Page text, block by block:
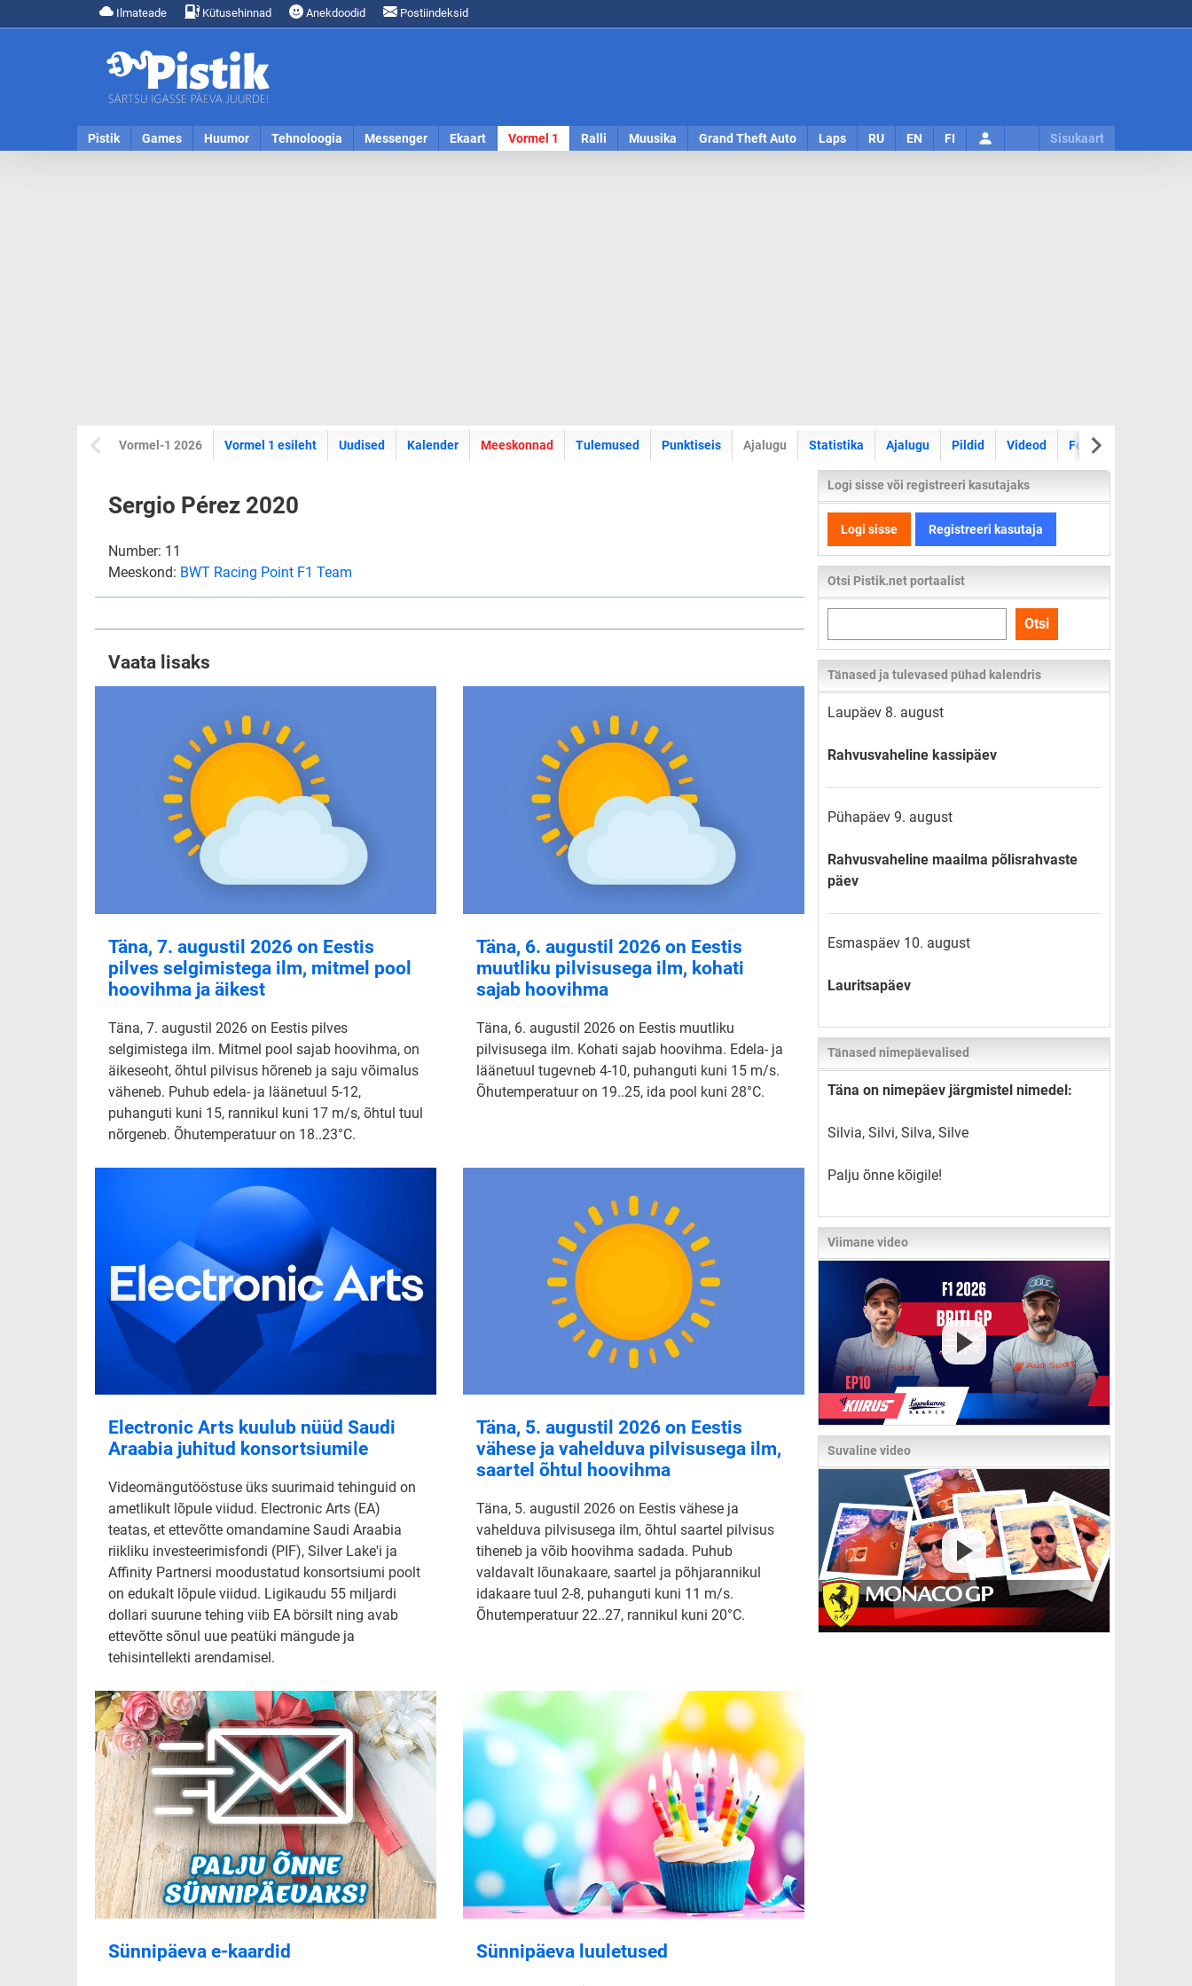
Ilmateade Kütusehinnad Anekdoodid Postiindeksid
Pistik Games Huumor Tehnoloogia Messenger Ekaart Vormel 1 Ralli Muusika Grand Theft Auto Laps RU EN FI Sisukaart
Vormel-1 2026 Vormel 1 esileht Uudised Kalender Meeskonnad Tulemused Punktiseis Ajalugu Statistika Ajalugu Pildid Videod Foorum
Sergio Pérez 2020
Number: 11
Meeskond: BWT Racing Point F1 Team
Vaata lisaks
Täna, 7. augustil 2026 on Eestis
pilves selgimistega ilm, mitmel pool
hoovihma ja äikest
Täna, 7. augustil 2026 on Eestis pilves
selgimistega ilm. Mitmel pool sajab hoovihma, on
äikeseoht, õhtul pilvisus hõreneb ja saju võimalus
väheneb. Puhub edela- ja läänetuul 5-12,
puhanguti kuni 15, rannikul kuni 17 m/s, õhtul tuul
nõrgeneb. Õhutemperatuur on 18..23°C.
Täna, 6. augustil 2026 on Eestis
muutliku pilvisusega ilm, kohati
sajab hoovihma
Täna, 6. augustil 2026 on Eestis muutliku
pilvisusega ilm. Kohati sajab hoovihma. Edela- ja
läänetuul tugevneb 4-10, puhanguti kuni 15 m/s.
Õhutemperatuur on 19..25, ida pool kuni 28°C.
Electronic Arts kuulub nüüd Saudi
Araabia juhitud konsortsiumile
Videomängutööstuse üks suurimaid tehinguid on
ametlikult lõpule viidud. Electronic Arts (EA)
teatas, et ettevõtte omandamine Saudi Araabia
riikliku investeerimisfondi (PIF), Silver Lake'i ja
Affinity Partnersi moodustatud konsortsiumi poolt
on edukalt lõpule viidud. Ligikaudu 55 miljardi
dollari suurune tehing viib EA börsilt ning avab
ettevõtte sõnul uue peatüki mängude ja
tehisintellekti arendamisel.
Täna, 5. augustil 2026 on Eestis
vähese ja vahelduva pilvisusega ilm,
saartel õhtul hoovihma
Täna, 5. augustil 2026 on Eestis vähese ja
vahelduva pilvisusega ilm, õhtul saartel pilvisus
tiheneb ja võib hoovihma sadada. Puhub
valdavalt lõunakaare, saartel ja põhjarannikul
idakaare tuul 2-8, puhanguti kuni 11 m/s.
Õhutemperatuur 22..27, rannikul kuni 20°C.
Sünnipäeva e-kaardid Sünnipäeva luuletused
Logi sisse või registreeri kasutajaks
Logi sisse Registreeri kasutaja
Otsi Pistik.net portaalist
kogu
lehelt
Otsi
Tänased ja tulevased pühad kalendris
Laupäev 8. august
Rahvusvaheline kassipäev
Pühapäev 9. august
Rahvusvaheline maailma põlisrahvaste
päev
Esmaspäev 10. august
Lauritsapäev
Tänased nimepäevalised
Täna on nimepäev järgmistel nimedel:
Silvia, Silvi, Silva, Silve
Palju õnne kõigile!
Viimane video
Suvaline video